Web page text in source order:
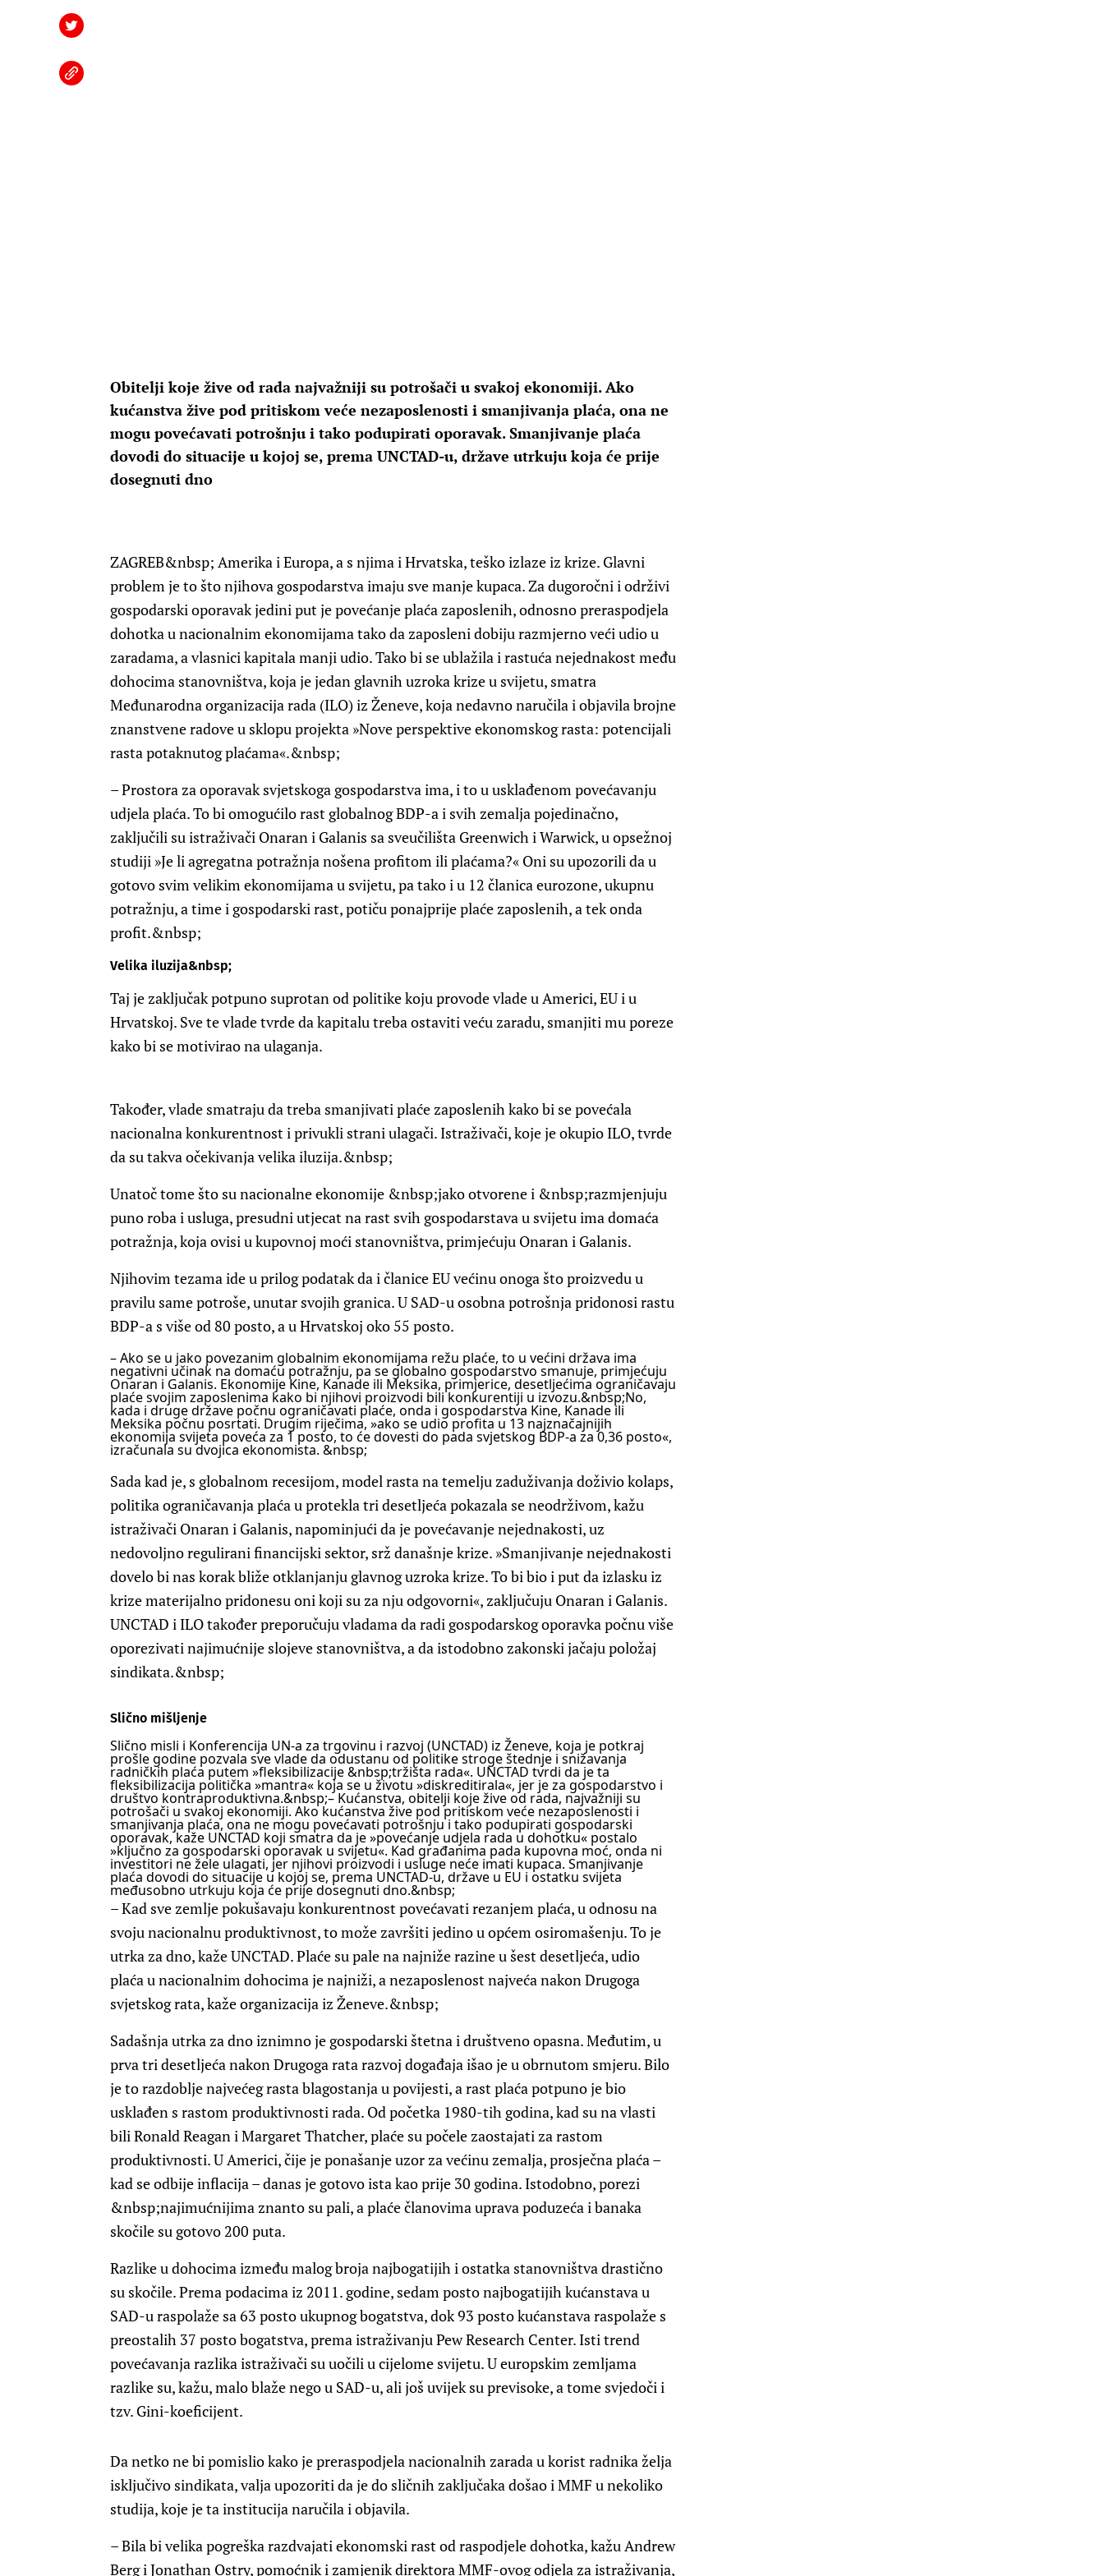
Obitelji koje žive od rada najvažniji su potrošači u svakoj ekonomiji. Ako
kućanstva žive pod pritiskom veće nezaposlenosti i smanjivanja plaća, ona ne
mogu povećavati potrošnju i tako podupirati oporavak. Smanjivanje plaća
dovodi do situacije u kojoj se, prema UNCTAD-u, države utrkuju koja će prije
dosegnuti dno
ZAGREB&nbsp; Amerika i Europa, a s njima i Hrvatska, teško izlaze iz krize. Glavni
problem je to što njihova gospodarstva imaju sve manje kupaca. Za dugoročni i održivi
gospodarski oporavak jedini put je povećanje plaća zaposlenih, odnosno preraspodjela
dohotka u nacionalnim ekonomijama tako da zaposleni dobiju razmjerno veći udio u
zaradama, a vlasnici kapitala manji udio. Tako bi se ublažila i rastuća nejednakost među
dohocima stanovništva, koja je jedan glavnih uzroka krize u svijetu, smatra
Međunarodna organizacija rada (ILO) iz Ženeve, koja nedavno naručila i objavila brojne
znanstvene radove u sklopu projekta »Nove perspektive ekonomskog rasta: potencijali
rasta potaknutog plaćama«.&nbsp;
– Prostora za oporavak svjetskoga gospodarstva ima, i to u usklađenom povećavanju
udjela plaća. To bi omogućilo rast globalnog BDP-a i svih zemalja pojedinačno,
zaključili su istraživači Onaran i Galanis sa sveučilišta Greenwich i Warwick, u opsežnoj
studiji »Je li agregatna potražnja nošena profitom ili plaćama?« Oni su upozorili da u
gotovo svim velikim ekonomijama u svijetu, pa tako i u 12 članica eurozone, ukupnu
potražnju, a time i gospodarski rast, potiču ponajprije plaće zaposlenih, a tek onda
profit.&nbsp;
Velika iluzija&nbsp;
Taj je zaključak potpuno suprotan od politike koju provode vlade u Americi, EU i u
Hrvatskoj. Sve te vlade tvrde da kapitalu treba ostaviti veću zaradu, smanjiti mu poreze
kako bi se motivirao na ulaganja.
Također, vlade smatraju da treba smanjivati plaće zaposlenih kako bi se povećala
nacionalna konkurentnost i privukli strani ulagači. Istraživači, koje je okupio ILO, tvrde
da su takva očekivanja velika iluzija.&nbsp;
Unatoč tome što su nacionalne ekonomije &nbsp;jako otvorene i &nbsp;razmjenjuju
puno roba i usluga, presudni utjecat na rast svih gospodarstava u svijetu ima domaća
potražnja, koja ovisi u kupovnoj moći stanovništva, primjećuju Onaran i Galanis.
Njihovim tezama ide u prilog podatak da i članice EU većinu onoga što proizvedu u
pravilu same potroše, unutar svojih granica. U SAD-u osobna potrošnja pridonosi rastu
BDP-a s više od 80 posto, a u Hrvatskoj oko 55 posto.
– Ako se u jako povezanim globalnim ekonomijama režu plaće, to u većini država ima
negativni učinak na domaću potražnju, pa se globalno gospodarstvo smanuje, primjećuju
Onaran i Galanis. Ekonomije Kine, Kanade ili Meksika, primjerice, desetljećima ograničavaju
plaće svojim zaposlenima kako bi njihovi proizvodi bili konkurentiji u izvozu.&nbsp;No,
kada i druge države počnu ograničavati plaće, onda i gospodarstva Kine, Kanade ili
Meksika počnu posrtati. Drugim riječima, »ako se udio profita u 13 najznačajnijih
ekonomija svijeta poveća za 1 posto, to će dovesti do pada svjetskog BDP-a za 0,36 posto«,
izračunala su dvojica ekonomista. &nbsp;
Sada kad je, s globalnom recesijom, model rasta na temelju zaduživanja doživio kolaps,
politika ograničavanja plaća u protekla tri desetljeća pokazala se neodrživom, kažu
istraživači Onaran i Galanis, napominjući da je povećavanje nejednakosti, uz
nedovoljno regulirani financijski sektor, srž današnje krize. »Smanjivanje nejednakosti
dovelo bi nas korak bliže otklanjanju glavnog uzroka krize. To bi bio i put da izlasku iz
krize materijalno pridonesu oni koji su za nju odgovorni«, zaključuju Onaran i Galanis.
UNCTAD i ILO također preporučuju vladama da radi gospodarskog oporavka počnu više
oporezivati najimućnije slojeve stanovništva, a da istodobno zakonski jačaju položaj
sindikata.&nbsp;
Slično mišljenje
Slično misli i Konferencija UN-a za trgovinu i razvoj (UNCTAD) iz Ženeve, koja je potkraj
prošle godine pozvala sve vlade da odustanu od politike stroge štednje i snižavanja
radničkih plaća putem »fleksibilizacije &nbsp;tržišta rada«. UNCTAD tvrdi da je ta
fleksibilizacija politička »mantra« koja se u životu »diskreditirala«, jer je za gospodarstvo i
društvo kontraproduktivna.&nbsp;– Kućanstva, obitelji koje žive od rada, najvažniji su
potrošači u svakoj ekonomiji. Ako kućanstva žive pod pritiskom veće nezaposlenosti i
smanjivanja plaća, ona ne mogu povećavati potrošnju i tako podupirati gospodarski
oporavak, kaže UNCTAD koji smatra da je »povećanje udjela rada u dohotku« postalo
»ključno za gospodarski oporavak u svijetu«. Kad građanima pada kupovna moć, onda ni
investitori ne žele ulagati, jer njihovi proizvodi i usluge neće imati kupaca. Smanjivanje
plaća dovodi do situacije u kojoj se, prema UNCTAD-u, države u EU i ostatku svijeta
međusobno utrkuju koja će prije dosegnuti dno.&nbsp;
– Kad sve zemlje pokušavaju konkurentnost povećavati rezanjem plaća, u odnosu na
svoju nacionalnu produktivnost, to može završiti jedino u općem osiromašenju. To je
utrka za dno, kaže UNCTAD. Plaće su pale na najniže razine u šest desetljeća, udio
plaća u nacionalnim dohocima je najniži, a nezaposlenost najveća nakon Drugoga
svjetskog rata, kaže organizacija iz Ženeve.&nbsp;
Sadašnja utrka za dno iznimno je gospodarski štetna i društveno opasna. Međutim, u
prva tri desetljeća nakon Drugoga rata razvoj događaja išao je u obrnutom smjeru. Bilo
je to razdoblje najvećeg rasta blagostanja u povijesti, a rast plaća potpuno je bio
usklađen s rastom produktivnosti rada. Od početka 1980-tih godina, kad su na vlasti
bili Ronald Reagan i Margaret Thatcher, plaće su počele zaostajati za rastom
produktivnosti. U Americi, čije je ponašanje uzor za većinu zemalja, prosječna plaća –
kad se odbije inflacija – danas je gotovo ista kao prije 30 godina. Istodobno, porezi
&nbsp;najimućnijima znanto su pali, a plaće članovima uprava poduzeća i banaka
skočile su gotovo 200 puta.
Razlike u dohocima između malog broja najbogatijih i ostatka stanovništva drastično
su skočile. Prema podacima iz 2011. godine, sedam posto najbogatijih kućanstava u
SAD-u raspolaže sa 63 posto ukupnog bogatstva, dok 93 posto kućanstava raspolaže s
preostalih 37 posto bogatstva, prema istraživanju Pew Research Center. Isti trend
povećavanja razlika istraživači su uočili u cijelome svijetu. U europskim zemljama
razlike su, kažu, malo blaže nego u SAD-u, ali još uvijek su previsoke, a tome svjedoči i
tzv. Gini-koeficijent.
Da netko ne bi pomislio kako je preraspodjela nacionalnih zarada u korist radnika želja
isključivo sindikata, valja upozoriti da je do sličnih zaključaka došao i MMF u nekoliko
studija, koje je ta institucija naručila i objavila.
– Bila bi velika pogreška razdvajati ekonomski rast od raspodjele dohotka, kažu Andrew
Berg i Jonathan Ostry, pomoćnik i zamjenik direktora MMF-ovog odjela za istraživanja,